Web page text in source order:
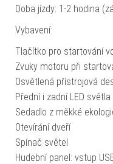
Doba jízdy: 1-2 hodina
Vybavení:
Tlačítko pro startování
Zvuky motoru při
Osvětlená přístrojová
Přední i zadní LED světla
Sedadlo z měkké
Otevírání dveří
Spínač světel
Hudební panel: vstup